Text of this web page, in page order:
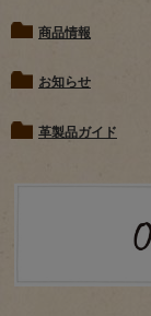
商品情報
お知らせ
革製品ガイド